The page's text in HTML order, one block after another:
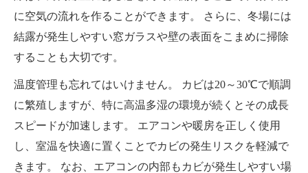
に空気の流れを作ることができます。 さらに、冬場には
結露が発生しやすい窓ガラスや壁の表面をこまめに掃除
することも大切です。
温度管理も忘れてはいけません。 カビは20～30℃で順調
に繁殖しますが、特に高温多湿の環境が続くとその成長
スピードが加速します。 エアコンや暖房を正しく使用
し、室温を快適に置くことでカビの発生リスクを軽減で
きます。 なお、エアコンの内部もカビが発生しやすい場